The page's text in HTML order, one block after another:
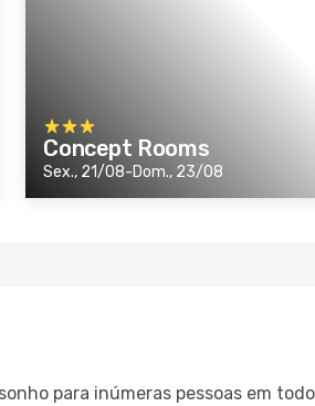
Concept Rooms
Sex., 21/08-Dom., 23/08
para inúmeras pessoas em